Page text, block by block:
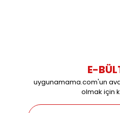
E-
uygunamama.com'un
olmak için